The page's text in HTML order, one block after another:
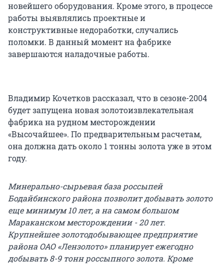
новейшего оборудования. Кроме этого, в процессе
работы выявлялись проектные и
конструктивные недоработки, случались
поломки. В данный момент на фабрике
завершаются наладочные работы.
Владимир Кочетков рассказал, что в сезоне-2004
будет запущена новая золотоизвлекательная
фабрика на рудном месторождении
«Высочайшее». По предварительным расчетам,
она должна дать около 1 тонны золота уже в этом
году.
Минерально-сырьевая база россыпей
Бодайбинского района позволит добывать золото
еще минимум 10 лет, а на самом большом
Мараканском месторождении - 20 лет.
Крупнейшее золотодобывающее предприятие
района ОАО «Лензолото» планирует ежегодно
добывать 8-9 тонн россыпного золота. Кроме